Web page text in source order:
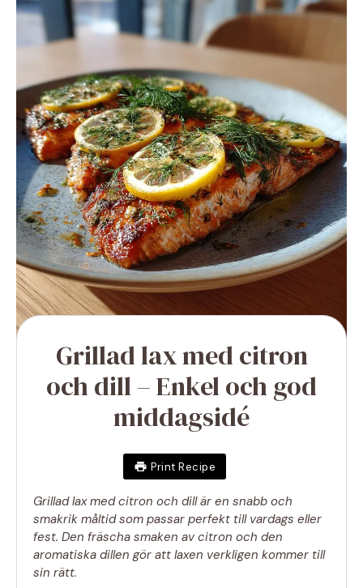
Grillad lax med citron
och dill – Enkel och god
middagsidé
Print Recipe
Grillad lax med citron och dill är en snabb och
smakrik måltid som passar perfekt till vardags eller
fest. Den fräscha smaken av citron och den
aromatiska dillen gör att laxen verkligen kommer till
sin rätt.